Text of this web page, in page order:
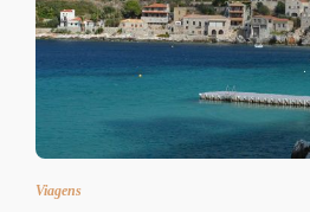
Viagens